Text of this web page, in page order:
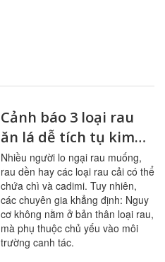
Cảnh báo 3 loại rau
ăn lá dễ tích tụ kim
loại nặng
Nhiều người lo ngại rau muống,
rau dền hay các loại rau cải có thể
chứa chì và cadimi. Tuy nhiên,
các chuyên gia khẳng định: Nguy
cơ không nằm ở bản thân loại rau,
mà phụ thuộc chủ yếu vào môi
trường canh tác.